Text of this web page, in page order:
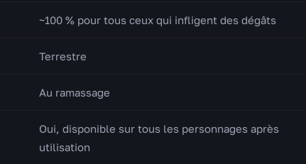
~100 % pour tous ceux qui infligent des dégâts
Terrestre
Au ramassage
Oui, disponible sur tous les personnages après
utilisation